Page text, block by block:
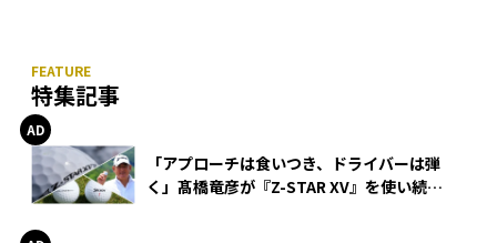
特集記事
「アプローチは食いつき、ドライバーは弾
く」髙橋竜彦が『Z-STAR XV』を使い続け